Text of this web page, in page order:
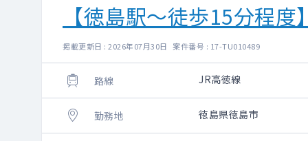
【徳島駅～徒歩15分程
掲載更新日 : 2026年07月30日 案件番号 : 17-TU010489
路線 JR高徳線
勤務地 徳島県徳島市